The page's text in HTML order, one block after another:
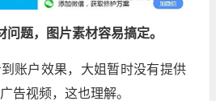
问题，图片素材容易搞定。
账户效果，大姐暂时没有提供
告视频，这也理解。